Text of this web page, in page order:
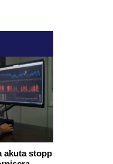
akuta stopp